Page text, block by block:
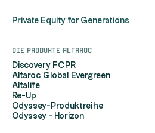
Private Equity for Generations
Die Produkte Altaroc
Discovery FCPR
Altaroc Global Evergreen
Altalife
Re-Up
Odyssey-Produktreihe
Odyssey - Horizon